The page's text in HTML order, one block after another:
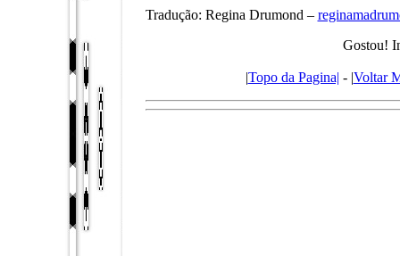
Tradução: Regina Drumond –
Gostou!
|Topo da Pagina| - |Voltar